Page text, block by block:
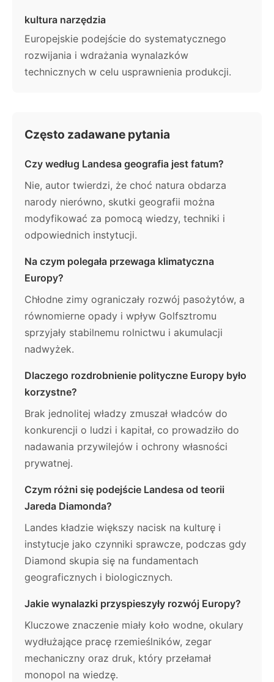
kultura narzędzia
Europejskie podejście do systematycznego
rozwijania i wdrażania wynalazków
technicznych w celu usprawnienia produkcji.
Często zadawane pytania
Czy według Landesa geografia jest fatum?
Nie, autor twierdzi, że choć natura obdarza
narody nierówno, skutki geografii można
modyfikować za pomocą wiedzy, techniki i
odpowiednich instytucji.
Na czym polegała przewaga klimatyczna
Europy?
Chłodne zimy ograniczały rozwój pasożytów, a
równomierne opady i wpływ Golfsztromu
sprzyjały stabilnemu rolnictwu i akumulacji
nadwyżek.
Dlaczego rozdrobnienie polityczne Europy było
korzystne?
Brak jednolitej władzy zmuszał władców do
konkurencji o ludzi i kapitał, co prowadziło do
nadawania przywilejów i ochrony własności
prywatnej.
Czym różni się podejście Landesa od teorii
Jareda Diamonda?
Landes kładzie większy nacisk na kulturę i
instytucje jako czynniki sprawcze, podczas gdy
Diamond skupia się na fundamentach
geograficznych i biologicznych.
Jakie wynalazki przyspieszyły rozwój Europy?
Kluczowe znaczenie miały koło wodne, okulary
wydłużające pracę rzemieślników, zegar
mechaniczny oraz druk, który przełamał
monopol na wiedzę.